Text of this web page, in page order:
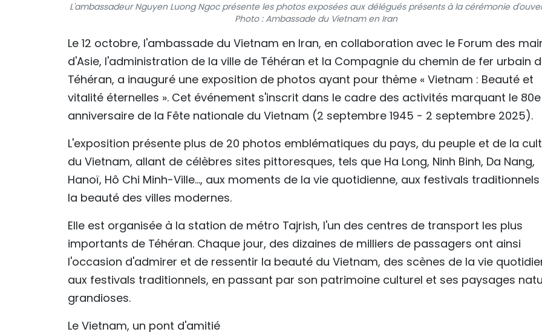
L'ambassadeur Nguyen Luong Ngoc présente les photos exposées aux délégués présents à la cérémonie
Photo : Ambassade du Vietnam en Iran
Le 12 octobre, l'ambassade du Vietnam en Iran, en collaboration avec le Forum des
d'Asie, l'administration de la ville de Téhéran et la Compagnie du chemin de fer urbain
Téhéran, a inauguré une exposition de photos ayant pour thème « Vietnam : Beauté et
vitalité éternelles ». Cet événement s'inscrit dans le cadre des activités marquant le 80e
anniversaire de la Fête nationale du Vietnam (2 septembre 1945 - 2 septembre 2025).
L'exposition présente plus de 20 photos emblématiques du pays, du peuple et de la
du Vietnam, allant de célèbres sites pittoresques, tels que Ha Long, Ninh Binh, Da Nang,
Hanoï, Hô Chi Minh-Ville…, aux moments de la vie quotidienne, aux festivals
la beauté des villes modernes.
Elle est organisée à la station de métro Tajrish, l'un des centres de transport les plus
importants de Téhéran. Chaque jour, des dizaines de milliers de passagers ont ainsi
l'occasion d'admirer et de ressentir la beauté du Vietnam, des scènes de la vie
aux festivals traditionnels, en passant par son patrimoine culturel et ses paysages
grandioses.
Le Vietnam, un pont d'amitié